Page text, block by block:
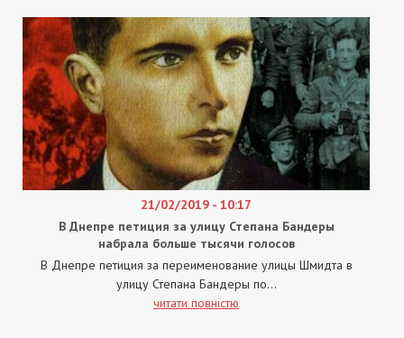
21/02/2019 - 10:17
В Днепре петиция за улицу Степана Бандеры
набрала больше тысячи голосов
В Днепре петиция за переименование улицы Шмидта в
улицу Степана Бандеры по...
читати повністю